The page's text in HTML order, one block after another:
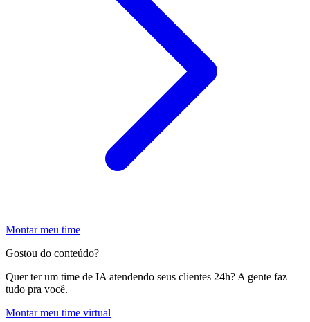
Montar meu time
Gostou do conteúdo?
Quer ter um time de IA atendendo seus clientes 24h? A gente faz
tudo pra você.
Montar meu time virtual